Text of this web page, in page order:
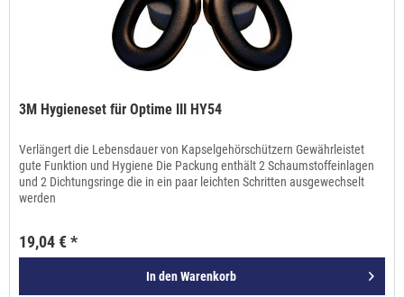
3M Hygieneset für Optime III HY54
Verlängert die Lebensdauer von Kapselgehörschützern Gewährleistet
gute Funktion und Hygiene Die Packung enthält 2 Schaumstoffeinlagen
und 2 Dichtungsringe die in ein paar leichten Schritten ausgewechselt
werden
19,04 € *
In denWarenkorb